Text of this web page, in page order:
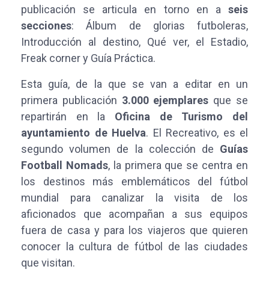
publicación se articula en torno en a seis
secciones: Álbum de glorias futboleras,
Introducción al destino, Qué ver, el Estadio,
Freak corner y Guía Práctica.
Esta guía, de la que se van a editar en un
primera publicación 3.000 ejemplares que se
repartirán en la Oficina de Turismo del
ayuntamiento de Huelva. El Recreativo, es el
segundo volumen de la colección de Guías
Football Nomads, la primera que se centra en
los destinos más emblemáticos del fútbol
mundial para canalizar la visita de los
aficionados que acompañan a sus equipos
fuera de casa y para los viajeros que quieren
conocer la cultura de fútbol de las ciudades
que visitan.